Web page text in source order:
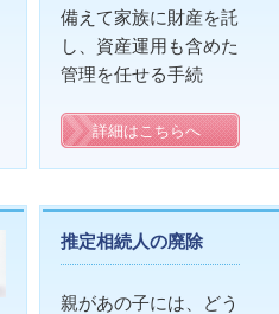
備えて家族に財産を託
し、資産運用も含めた
管理を任せる手続
詳細はこちらへ
推定相続人の廃除
親があの子には、どう